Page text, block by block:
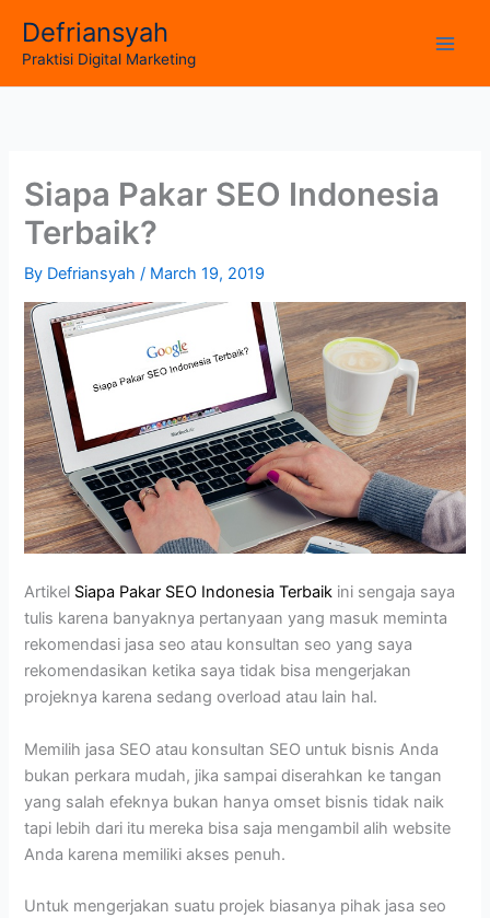
content
Defriansyah
Praktisi Digital Marketing
Siapa Pakar SEO Indonesia
Terbaik?
By Defriansyah/ March 19, 2019
Artikel Siapa Pakar SEO Indonesia Terbaik ini sengaja saya
tulis karena banyaknya pertanyaan yang masuk meminta
rekomendasi jasa seo atau konsultan seo yang saya
rekomendasikan ketika saya tidak bisa mengerjakan
projeknya karena sedang overload atau lain hal.
Memilih jasa SEO atau konsultan SEO untuk bisnis Anda
bukan perkara mudah, jika sampai diserahkan ke tangan
yang salah efeknya bukan hanya omset bisnis tidak naik
tapi lebih dari itu mereka bisa saja mengambil alih website
Anda karena memiliki akses penuh.
Untuk mengerjakan suatu projek biasanya pihak jasa seo